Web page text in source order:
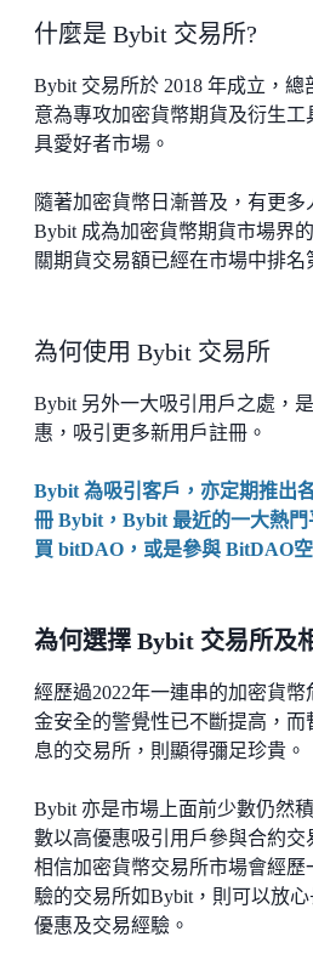
什麼是 Bybit 交易所?
Bybit 交易所於 2018 年成立，
意為專攻加密貨幣期貨及衍生
具愛好者市場。
隨著加密貨幣日漸普及，有更
Bybit 成為加密貨幣期貨市場界
關期貨交易額已經在市場中排名
為何使用 Bybit 交易所
Bybit 另外一大吸引用戶之處，
惠，吸引更多新用戶註冊。
Bybit 為吸引客戶，亦定期推出
冊 Bybit，Bybit 最近的一大熱門
買 bitDAO，或是參與 BitDAO
為何選擇 Bybit 交易所及
經歷過2022年一連串的加密貨
金安全的警覺性已不斷提高，
息的交易所，則顯得彌足珍貴。
Bybit 亦是市場上面前少數仍然
數以高優惠吸引用戶參與合約
相信加密貨幣交易所市場會經
驗的交易所如Bybit，則可以放
優惠及交易經驗。